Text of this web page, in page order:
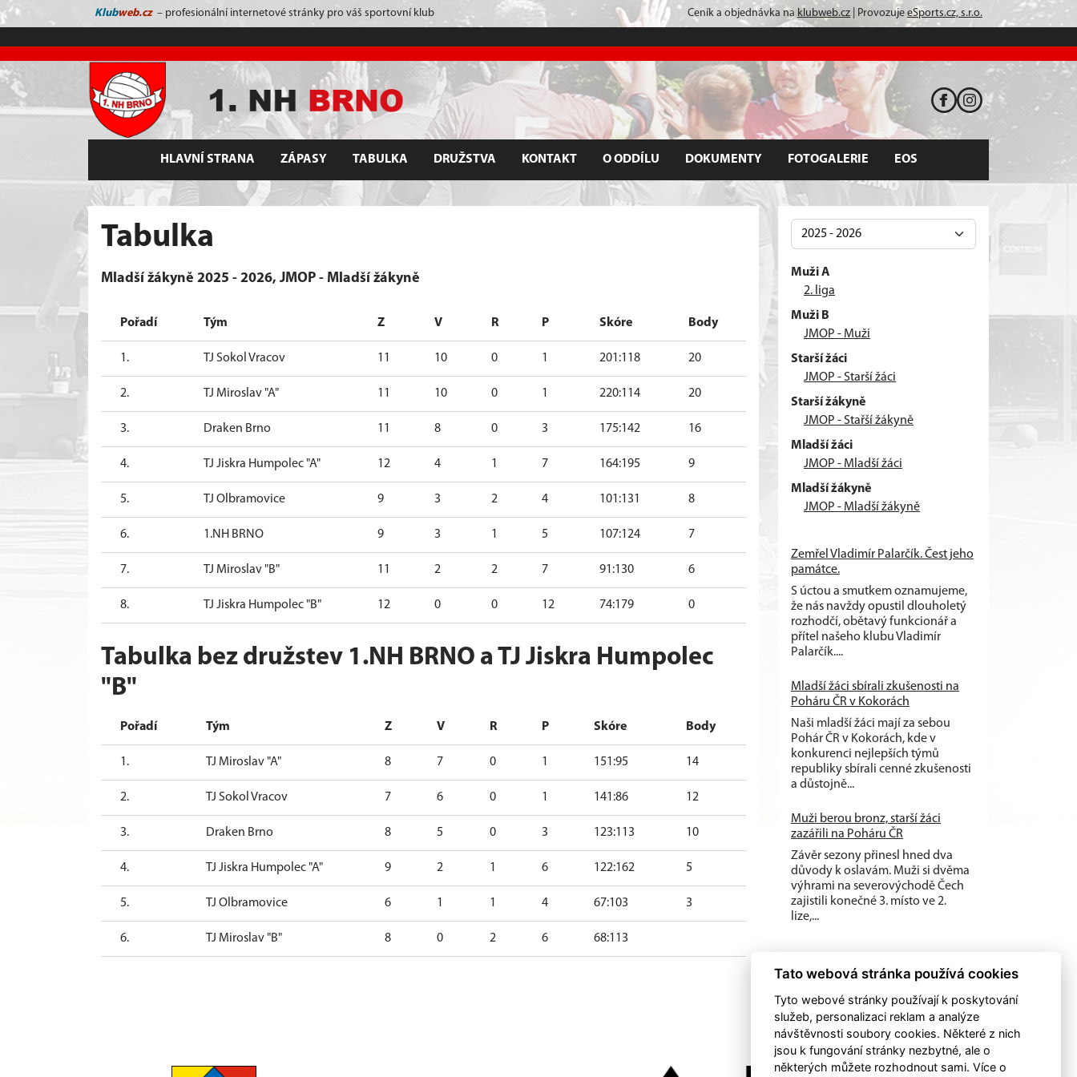
Klubweb.cz – profesionální internetové stránky pro váš sportovní klub Ceník a objednávka na klubweb.cz | Provozuje eSports.cz, s.r.o.
HLAVNÍ STRANA ZÁPASY TABULKA DRUŽSTVA KONTAKT O ODDÍLU DOKUMENTY FOTOGALERIE EOS
Tabulka
Mladší žákyně 2025 - 2026, JMOP - Mladší žákyně
Pořadí Tým Z V R P Skóre Body
1. TJ Sokol Vracov 11 10 0 1 201:118 20
2. TJ Miroslav "A" 11 10 0 1 220:114 20
3. Draken Brno 11 8 0 3 175:142 16
4. TJ Jiskra Humpolec "A" 12 4 1 7 164:195 9
5. TJ Olbramovice 9 3 2 4 101:131 8
6. 1.NH BRNO 9 3 1 5 107:124 7
7. TJ Miroslav "B" 11 2 2 7 91:130 6
8. TJ Jiskra Humpolec "B" 12 0 0 12 74:179 0
Tabulka bez družstev 1.NH BRNO a TJ Jiskra Humpolec
"B"
Pořadí Tým Z V R P Skóre Body
1. TJ Miroslav "A" 8 7 0 1 151:95 14
2. TJ Sokol Vracov 7 6 0 1 141:86 12
3. Draken Brno 8 5 0 3 123:113 10
4. TJ Jiskra Humpolec "A" 9 2 1 6 122:162 5
5. TJ Olbramovice 6 1 1 4 67:103 3
6. TJ Miroslav "B" 8 0 2 6 68:113
Muži A
2. liga
Muži B
JMOP - Muži
Starší žáci
JMOP - Starší žáci
Starší žákyně
JMOP - Stařší žákyně
Mladší žáci
JMOP - Mladší žáci
Mladší žákyně
JMOP - Mladší žákyně
Zemřel Vladimír Palarčík. Čest jeho
památce.
S úctou a smutkem oznamujeme,
že nás navždy opustil dlouholetý
rozhodčí, obětavý funkcionář a
přítel našeho klubu Vladimír
Palarčík....
Mladší žáci sbírali zkušenosti na
Poháru ČR v Kokorách
Naši mladší žáci mají za sebou
Pohár ČR v Kokorách, kde v
konkurenci nejlepších týmů
republiky sbírali cenné zkušenosti
a důstojně...
Muži berou bronz, starší žáci
zazářili na Poháru ČR
Závěr sezony přinesl hned dva
důvody k oslavám. Muži si dvěma
výhrami na severovýchodě Čech
zajistili konečné 3. místo ve 2.
lize,...
Tato webová stránka používá cookies
Tyto webové stránky používají k poskytování
služeb, personalizaci reklam a analýze
návštěvnosti soubory cookies. Některé z nich
jsou k fungování stránky nezbytné, ale o
některých můžete rozhodnout sami. Více o